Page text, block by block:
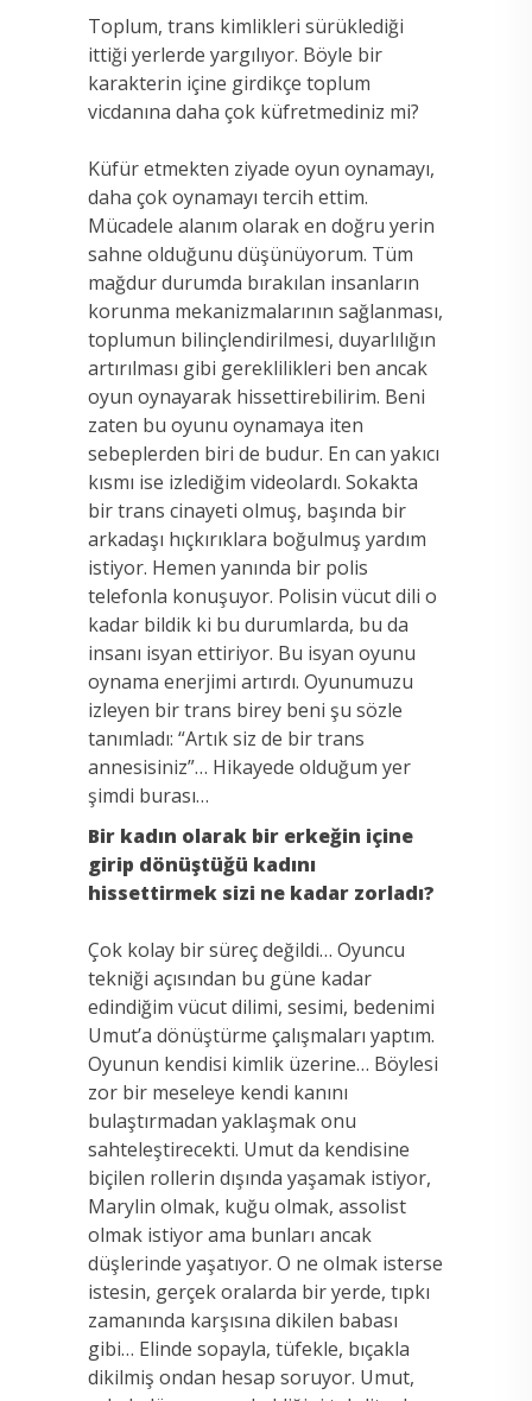
Toplum, trans kimlikleri sürüklediği
ittiği yerlerde yargılıyor. Böyle bir
karakterin içine girdikçe toplum
vicdanına daha çok küfretmediniz mi?
Küfür etmekten ziyade oyun oynamayı,
daha çok oynamayı tercih ettim.
Mücadele alanım olarak en doğru yerin
sahne olduğunu düşünüyorum. Tüm
mağdur durumda bırakılan insanların
korunma mekanizmalarının sağlanması,
toplumun bilinçlendirilmesi, duyarlılığın
artırılması gibi gereklilikleri ben ancak
oyun oynayarak hissettirebilirim. Beni
zaten bu oyunu oynamaya iten
sebeplerden biri de budur. En can yakıcı
kısmı ise izlediğim videolardı. Sokakta
bir trans cinayeti olmuş, başında bir
arkadaşı hıçkırıklara boğulmuş yardım
istiyor. Hemen yanında bir polis
telefonla konuşuyor. Polisin vücut dili o
kadar bildik ki bu durumlarda, bu da
insanı isyan ettiriyor. Bu isyan oyunu
oynama enerjimi artırdı. Oyunumuzu
izleyen bir trans birey beni şu sözle
tanımladı: “Artık siz de bir trans
annesisiniz”… Hikayede olduğum yer
şimdi burası…
Bir kadın olarak bir erkeğin içine
girip dönüştüğü kadını
hissettirmek sizi ne kadar zorladı?
Çok kolay bir süreç değildi… Oyuncu
tekniği açısından bu güne kadar
edindiğim vücut dilimi, sesimi, bedenimi
Umut’a dönüştürme çalışmaları yaptım.
Oyunun kendisi kimlik üzerine… Böylesi
zor bir meseleye kendi kanını
bulaştırmadan yaklaşmak onu
sahteleştirecekti. Umut da kendisine
biçilen rollerin dışında yaşamak istiyor,
Marylin olmak, kuğu olmak, assolist
olmak istiyor ama bunları ancak
düşlerinde yaşatıyor. O ne olmak isterse
istesin, gerçek oralarda bir yerde, tıpkı
zamanında karşısına dikilen babası
gibi… Elinde sopayla, tüfekle, bıçakla
dikilmiş ondan hesap soruyor. Umut,